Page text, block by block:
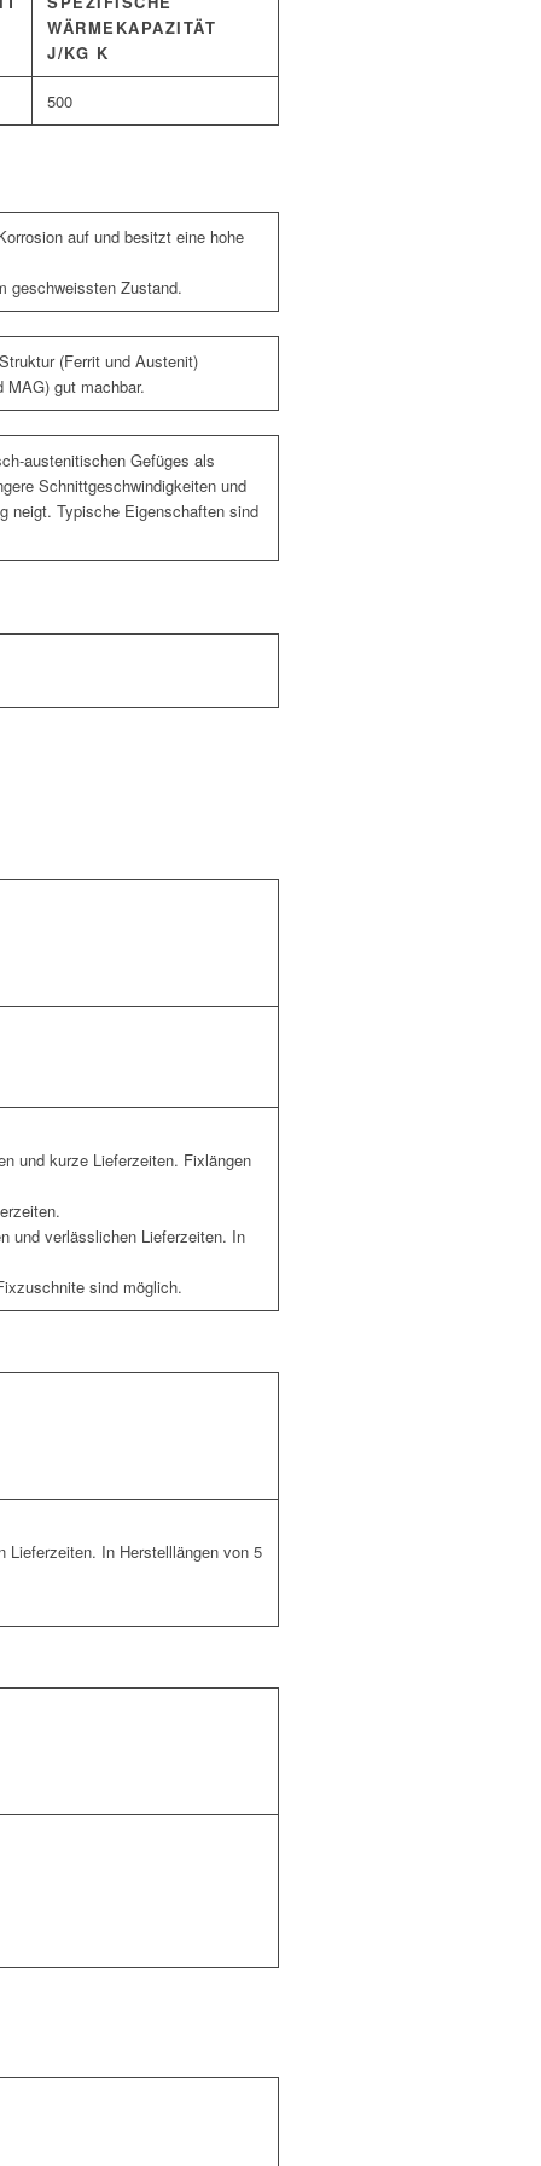
WÄRMEKAPAZITÄT
J/KG K
500
auf und besitzt eine hohe
geschweissten Zustand.
(Ferrit und Austenit)
gut machbar.
austenitischen Gefüges als
Schnittgeschwindigkeiten und
neigt. Typische Eigenschaften sind
und kurze Lieferzeiten. Fixlängen
und verlässlichen Lieferzeiten. In
sind möglich.
Lieferzeiten. In Herstelllängen von 5